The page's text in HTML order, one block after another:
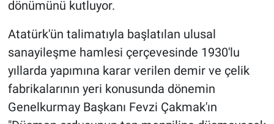
dönümünü kutluyor.
Atatürk'ün talimatıyla başlatılan ulusal
sanayileşme hamlesi çerçevesinde 1930'lu
yıllarda yapımına karar verilen demir ve çelik
fabrikalarının yeri konusunda dönemin
Genelkurmay Başkanı Fevzi Çakmak'ın